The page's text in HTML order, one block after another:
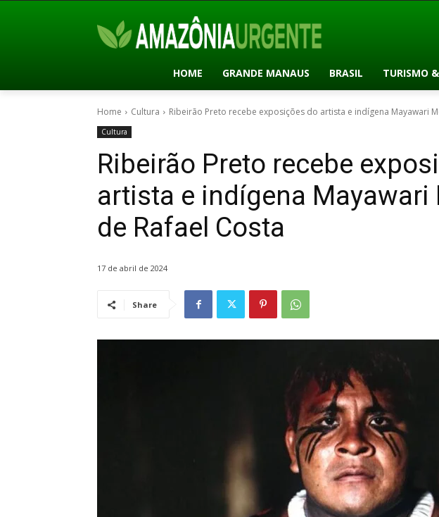
HOME GRANDE MANAUS BRASIL TURISMO
Home Cultura Ribeirão Preto recebe exposições do artista e indígena Mayawari
Cultura
Ribeirão Preto recebe
artista e indígena Mayawari
de Rafael Costa
17 de abril de 2024
Share